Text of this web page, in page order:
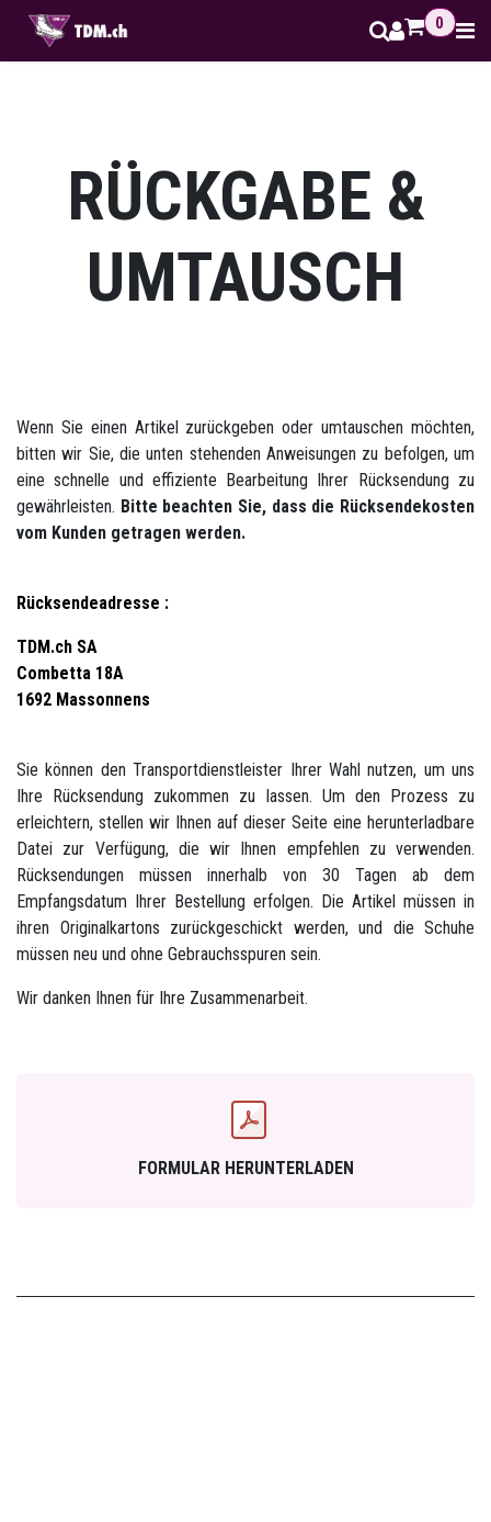
0
RÜCKGABE &
UMTAUSCH ​
Wenn Sie einen Artikel zurückgeben oder umtauschen möchten,
bitten wir Sie, die unten stehenden Anweisungen zu befolgen, um
eine schnelle und effiziente Bearbeitung Ihrer Rücksendung zu
gewährleisten. Bitte beachten Sie, dass die Rücksendekosten
vom Kunden getragen werden.
Rücksendeadresse :
TDM.ch SA
Combetta 18A
1692 Massonnens
Sie können den Transportdienstleister Ihrer Wahl nutzen, um uns
Ihre Rücksendung zukommen zu lassen. Um den Prozess zu
erleichtern, stellen wir Ihnen auf dieser Seite eine herunterladbare
Datei zur Verfügung, die wir Ihnen empfehlen zu verwenden.
Rücksendungen müssen innerhalb von 30 Tagen ab dem
Empfangsdatum Ihrer Bestellung erfolgen. Die Artikel müssen in
ihren Originalkartons zurückgeschickt werden, und die Schuhe
müssen neu und ohne Gebrauchsspuren sein.
Wir danken Ihnen für Ihre Zusammenarbeit.
FORMULAR HERUNTERLADEN